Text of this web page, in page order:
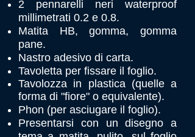
2 pennarelli neri waterproof
mil limetrati 0.2 e 0.8.
Matita HB, gomma, gomma
pane.
Nastro adesivo di carta.
Tavoletta per fissare il foglio.
Tavolozza in plastica (quelle a
forma di "fiore" o equivalente).
Phon (per asciugare il foglio).
Presentarsi con un disegno a